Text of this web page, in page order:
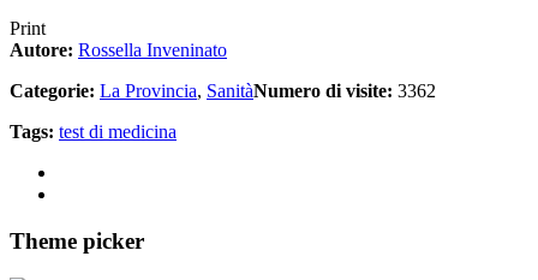
Print
Autore: Rossella Inveninato
Categorie: La Provincia, SanitàNumero di visite: 3362
Tags: test di medicina
Theme picker